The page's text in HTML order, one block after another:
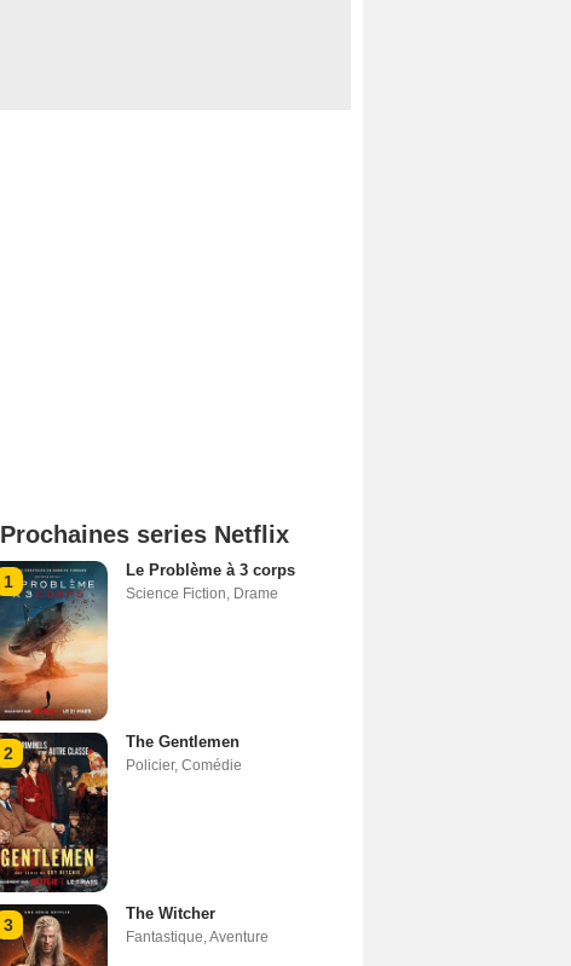
Prochaines series Netflix
1
Le Problème à 3 corps
Science Fiction, Drame
2
The Gentlemen
Policier, Comédie
3
The Witcher
Fantastique,Aventure